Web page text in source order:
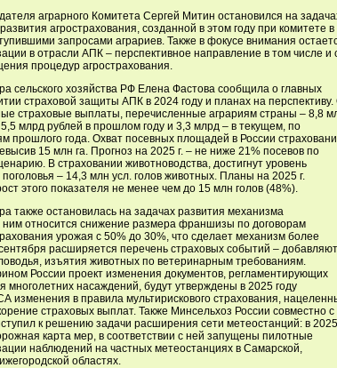
аграрного Комитета Сергей Митин остановился на
агрострахования, созданной в этом году при комитете в
запросами аграриев. Также в фокусе внимания
в отрасли АПК – перспективное направление в том числе и
процедур агрострахования.
сельского хозяйства РФ Елена Фастова сообщила о главных
страховой защиты АПК в 2024 году и планах на
страховые выплаты, перечисленные аграриям страны – 8,8
млрд рублей в прошлом году и 3,3 млрд – в текущем, по
прошлого года. Охват посевных площадей в России
15 млн га. Прогноз на 2025 г. – не ниже 21% посевов по
В страховании животноводства, достигнут уровень
– 14,3 млн усл. голов животных. Планы на 2025 г.
этого показателя не менее чем до 15 млн голов (48%).
также остановилась на задачах развития механизма
ним относится снижение размера франшизы по договорам
урожая с 50% до 30%, что сделает механизм более
расширяется перечень страховых событий –
изъятия животных по ветеринарным требованиям.
России проект изменения документов, регламентирующих
многолетних насаждений, будут утверждены в 2025 году
изменения в правила мультирискового страхования,
страховых выплат. Также Минсельхоз России совместно с
к решению задачи расширения сети метеостанций: в 2025
карта мер, в соответствии с ней запущены пилотные
наблюдений на частных метеостанциях в Самарской,
областях.